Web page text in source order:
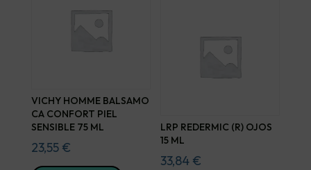
VICHY HOMME BALSAMO
CA CONFORT PIEL
SENSIBLE 75 ML
23,55 €
LRP REDERMIC (R) OJOS
15 ML
33,84 €